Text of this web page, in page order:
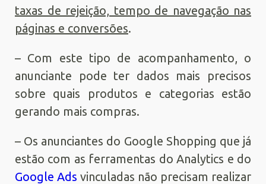
taxas de rejeição, tempo de navegação nas
páginas e conversões.
– Com este tipo de acompanhamento, o
anunciante pode ter dados mais precisos
sobre quais produtos e categorias estão
gerando mais compras.
– Os anunciantes do Google Shopping que já
estão com as ferramentas do Analytics e do
Google Ads vinculadas não precisam realizar